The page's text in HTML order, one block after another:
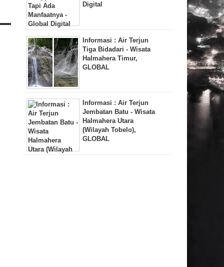
Digital
Informasi : Air Terjun
Tiga Bidadari - Wisata
Halmahera Timur,
GLOBAL
Informasi : Air Terjun
Jembatan Batu - Wisata
Halmahera Utara
(Wilayah Tobelo),
GLOBAL